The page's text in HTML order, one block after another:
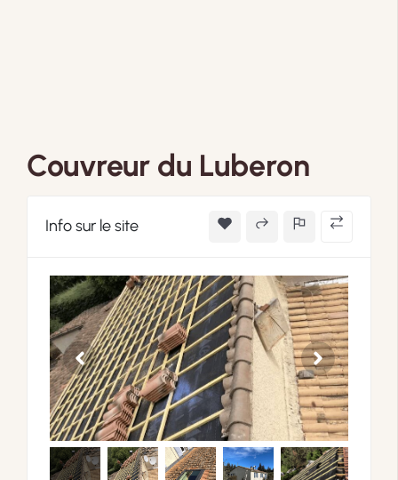
Couvreur du Luberon
Info sur le site